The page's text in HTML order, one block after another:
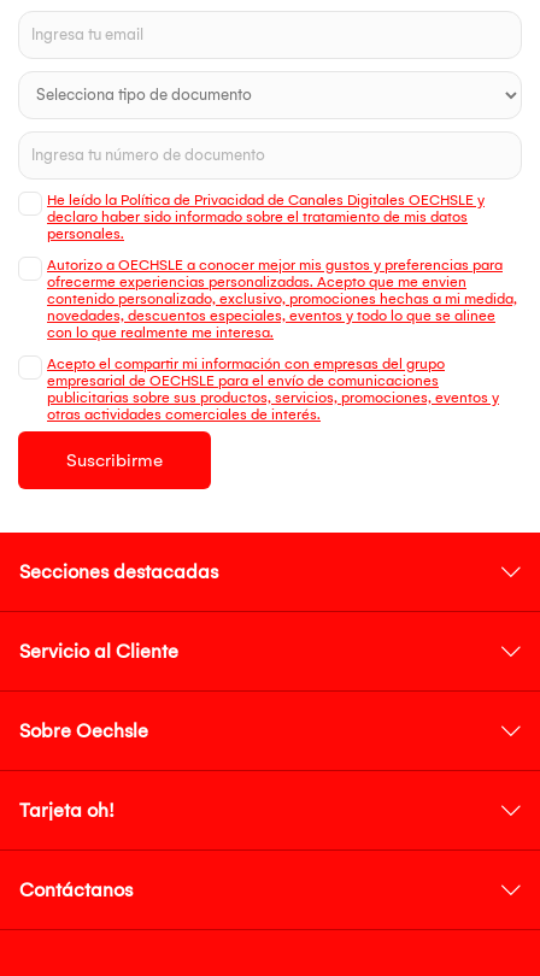
He leído la Política de Privacidad de Canales Digitales OECHSLE y
declaro haber sido informado sobre el tratamiento de mis datos
personales.
Autorizo a OECHSLE a conocer mejor mis gustos y preferencias para
ofrecerme experiencias personalizadas. Acepto que me envien
contenido personalizado, exclusivo, promociones hechas a mi medida,
novedades, descuentos especiales, eventos y todo lo que se alinee
con lo que realmente me interesa.
Acepto el compartir mi información con empresas del grupo
empresarial de OECHSLE para el envío de comunicaciones
publicitarias sobre sus productos, servicios, promociones, eventos y
otras actividades comerciales de interés.
Suscribirme
Secciones destacadas
Servicio al Cliente
Sobre Oechsle
Tarjeta oh!
Contáctanos